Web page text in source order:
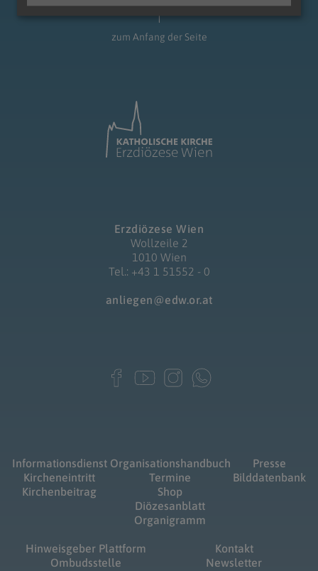
zum Anfang der Seite
Erzdiözese Wien
Wollzeile 2
1010 Wien
Tel.: +43 1 51552 - 0
anliegen@edw.or.at
Informationsdienst
Kircheneintritt
Kirchenbeitrag
Organisationshandbuch
Termine
Shop
Diözesanblatt
Organigramm
Presse
Bilddatenbank
Hinweisgeber Plattform
Ombudsstelle
Kontakt
Newsletter